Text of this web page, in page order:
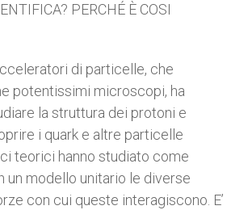
PERCHÉ È COSI
di particelle, che
potentissimi microscopi, ha
la struttura dei protoni e
i quark e altre particelle
teorici hanno studiato come
un modello unitario le diverse
con cui queste interagiscono. E’